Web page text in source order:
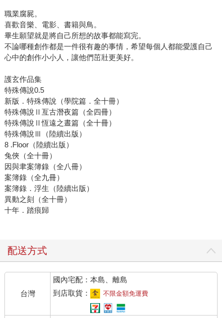
職業腐屍。
喜歡音樂、電影、書籍與鳥。
畢生願望就是將自己所想的故事都能寫完。
不論哪種創作都是一件很有趣的事情，希望每個人都能愛護自己
心中的創作小小人，讓他們茁壯更美好。
護玄作品集
特殊傳說0.5
新版．特殊傳說（學院篇．全十冊）
特殊傳說Ⅱ亙古潛夜篇（全四冊）
特殊傳說Ⅱ恆遠之晝篇（全十冊）
特殊傳說Ⅲ（陸續出版）
8 .Floor（陸續出版）
兔俠（全十冊）
因與聿案簿錄（全八冊）
案簿錄（全九冊）
案簿錄．浮生（陸續出版）
異動之刻（全十冊）
十年．踏痕歸
配送方式
台灣
國內宅配：本島、離島
到店取貨：
不限金額免運費